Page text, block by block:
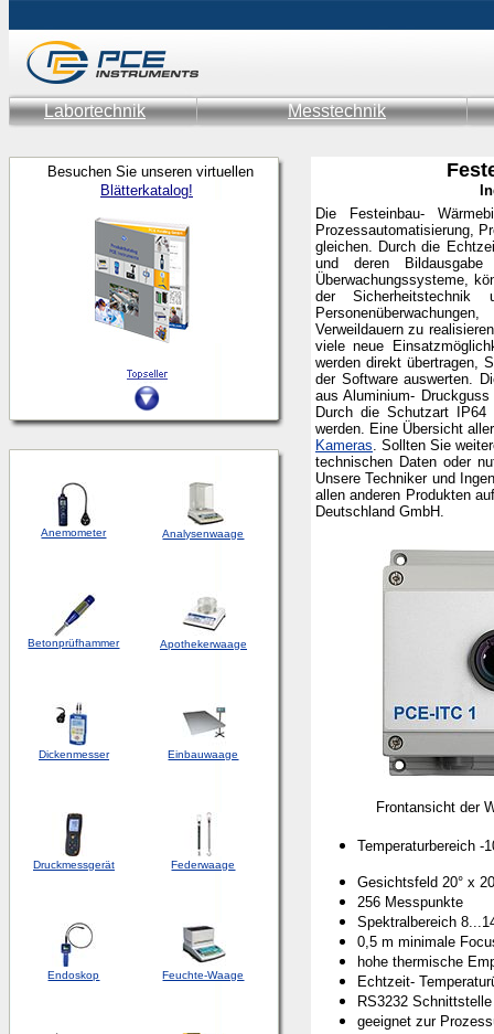
Labortechnik Messtechnik
Besuchen Sie unseren virtuellen
Blätterkatalog!
Anemometer Analysenwaage
Betonprüfhammer Apothekerwaage
Dickenmesser Einbauwaage
Druckmessgerät Federwaage
Endoskop Feuchte-Waage
Die Festeinbau-
Prozessautomatisierung,
gleichen. Durch die
und deren
Überwachungssysteme,
der Sicherheitstechnik
Verweildauern zu
viele neue
werden direkt übertragen,
der Software auswerten.
aus Aluminium-
Durch die Schutzart
werden. Eine Übersicht
Kameras. Sollten Sie
technischen Daten oder
Unsere Techniker und
allen anderen Produkten
Deutschland GmbH.
Frontansicht der
Temperaturbereich -
Gesichtsfeld 20° x
256 Messpunkte
Spektralbereich
0,5 m minimale
hohe thermische
Echtzeit-
RS3232 Schnittstelle
geeignet zur